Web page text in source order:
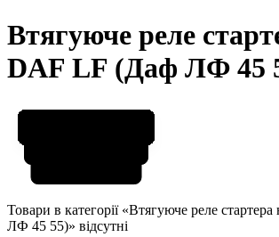
Втягуюче реле
DAF LF (Даф ЛФ 45
Товари в категорії «Втягуюче реле
ЛФ 45 55)» відсутні